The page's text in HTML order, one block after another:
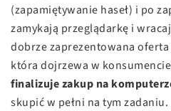
(zapamiętywanie haseł) i po
zamykają przeglądarkę i
dobrze zaprezentowana oferta
która dojrzewa w
finalizuje zakup na
skupić w pełni na tym